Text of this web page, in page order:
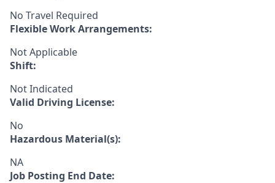
No Travel Required
Flexible Work Arrangements:
Not Applicable
Shift:
Not Indicated
Valid Driving License:
No
Hazardous Material(s):
NA
Job Posting End Date: